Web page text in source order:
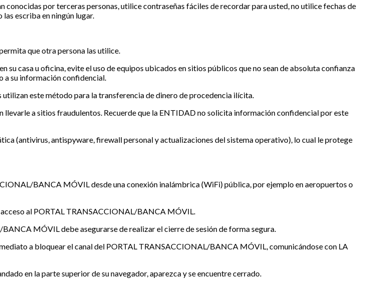
conocidas por terceras personas, utilice contraseñas fáciles de recordar para usted, no utilice fechas de
escriba en ningún lugar.
que otra persona las utilice.
su casa u oficina, evite el uso de equipos ubicados en sitios públicos que no sean de absoluta confianza
a su información confidencial.
este método para la transferencia de dinero de procedencia ilícita.
llevarle a sitios fraudulentos. Recuerde que la ENTIDAD no solicita información confidencial por este
(antivirus, antispyware, firewall personal y actualizaciones del sistema operativo), lo cual le protege
BANCA MÓVIL desde una conexión inalámbrica (WiFi) pública, por ejemplo en aeropuertos o
al PORTAL TRANSACCIONAL/BANCA MÓVIL.
MÓVIL debe asegurarse de realizar el cierre de sesión de forma segura.
a bloquear el canal del PORTAL TRANSACCIONAL/BANCA MÓVIL, comunicándose con LA
en la parte superior de su navegador, aparezca y se encuentre cerrado.